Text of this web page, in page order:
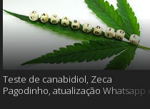
Teste de canabidiol, Zeca
Pagodinho, atualização Whatsapp e